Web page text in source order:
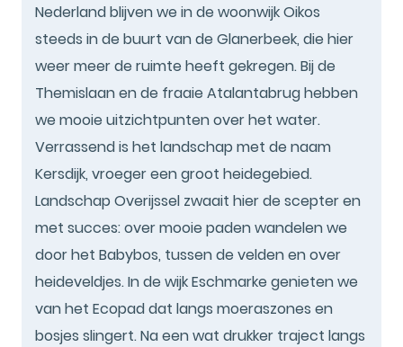
Nederland blijven we in de woonwijk Oikos
steeds in de buurt van de Glanerbeek, die hier
weer meer de ruimte heeft gekregen. Bij de
Themislaan en de fraaie Atalantabrug hebben
we mooie uitzichtpunten over het water.
Verrassend is het landschap met de naam
Kersdijk, vroeger een groot heidegebied.
Landschap Overijssel zwaait hier de scepter en
met succes: over mooie paden wandelen we
door het Babybos, tussen de velden en over
heideveldjes. In de wijk Eschmarke genieten we
van het Ecopad dat langs moeraszones en
bosjes slingert. Na een wat drukker traject langs